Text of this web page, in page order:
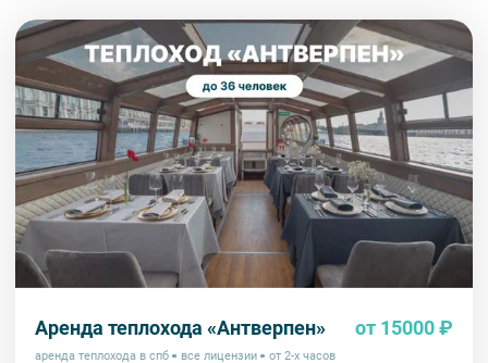
Аренда теплохода «Антверпен» от 15000 ₽
аренда теплохода в спб все лицензии от 2-х часов